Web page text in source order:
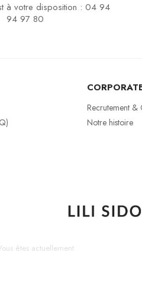
à votre disposition : 04 94
94 97 80
Recrutement &
Notre histoire
êtes actuellement